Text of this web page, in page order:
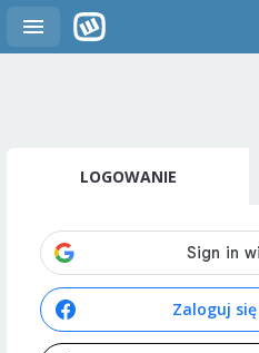
LOGOWANIE
Zaloguj